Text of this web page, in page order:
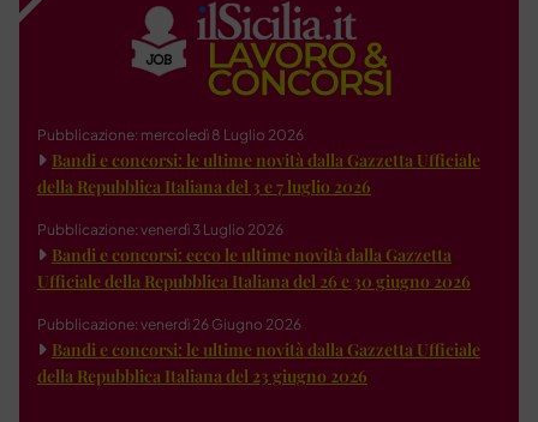
Pubblicazione: mercoledì 8 Luglio 2026
Bandi e concorsi: le ultime novità dalla Gazzetta Ufficiale
della Repubblica Italiana del 3 e 7 luglio 2026
Pubblicazione: venerdì 3 Luglio 2026
Bandi e concorsi: ecco le ultime novità dalla Gazzetta
Ufficiale della Repubblica Italiana del 26 e 30 giugno 2026
Pubblicazione: venerdì 26 Giugno 2026
Bandi e concorsi: le ultime novità dalla Gazzetta Ufficiale
della Repubblica Italiana del 23 giugno 2026